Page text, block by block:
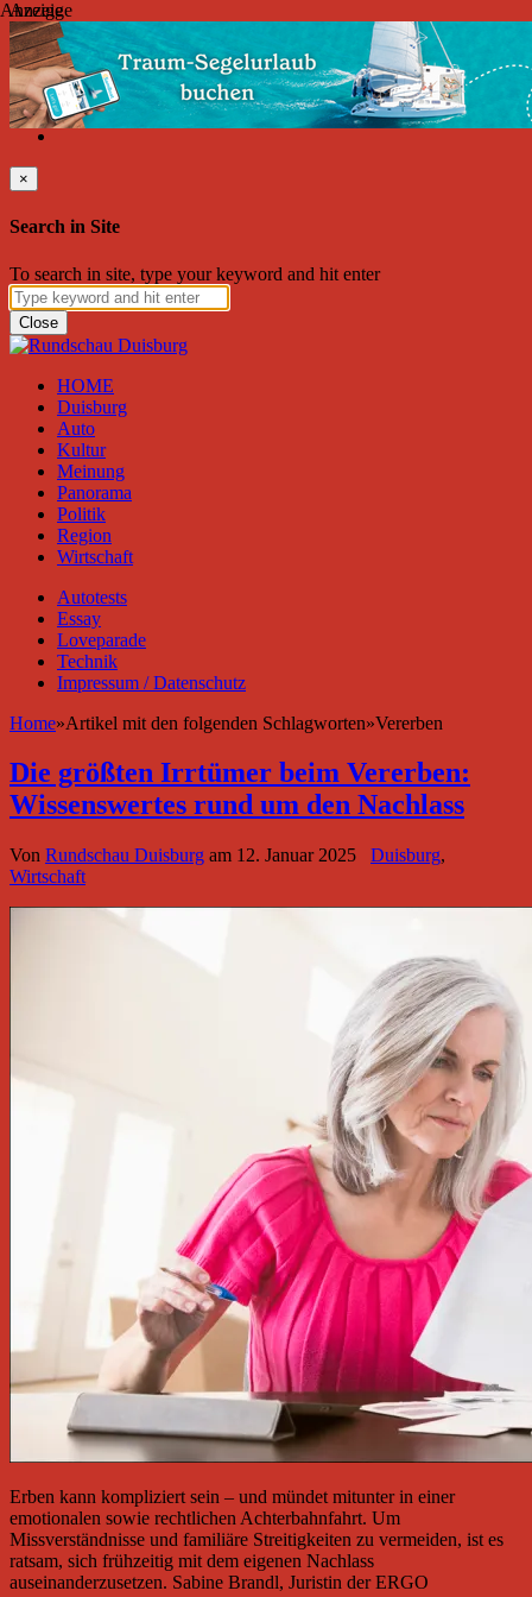
Donnerstag, August 06, 2026
Friend on Facebook Follow on Twitter Subscribe to RSS
Search
×
Search in Site
To search in site, type your keyword and hit enter
Close
HOME
Duisburg
Auto
Kultur
Meinung
Panorama
Politik
Region
Wirtschaft
Autotests
Essay
Loveparade
Technik
Impressum / Datenschutz
Home»Artikel mit den folgenden Schlagworten»Vererben
Die größten Irrtümer beim Vererben:
Wissenswertes rund um den Nachlass
Von Rundschau Duisburg am 12. Januar 2025 Duisburg,
Wirtschaft
Erben kann kompliziert sein – und mündet mitunter in einer
emotionalen sowie rechtlichen Achterbahnfahrt. Um
Missverständnisse und familiäre Streitigkeiten zu vermeiden, ist es
ratsam, sich frühzeitig mit dem eigenen Nachlass
auseinanderzusetzen. Sabine Brandl, Juristin der ERGO
Anzeige
Anzeige